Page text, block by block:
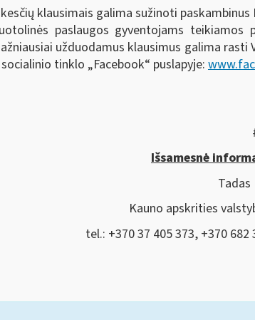
klausimais galima sužinoti
paslaugos gyventojams teikiamos
užduodamus klausimus galima
tinklo „Facebook“ puslapyje:
Išsamesnė
Tadas
Kauno apskrities
tel.: +370 37 405 373, +370 682